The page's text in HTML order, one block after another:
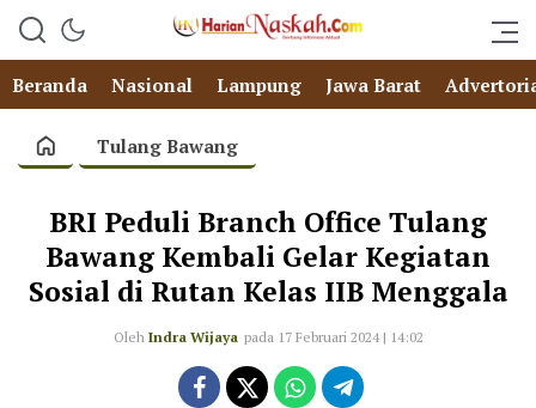
Beranda Nasional Lampung Jawa Barat
Tulang Bawang
BRI Peduli Branch Office Tulang
Bawang Kembali Gelar Kegiatan
Sosial di Rutan Kelas IIB Menggala
Oleh Indra Wijaya pada 17 Februari 2024 | 14:02